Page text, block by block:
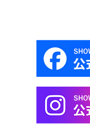
の
集
墳
～
地